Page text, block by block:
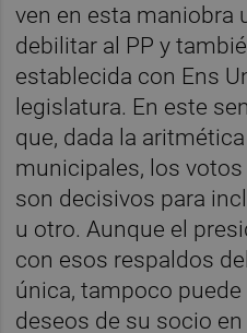
ven en esta maniobra
debilitar al PP y
establecida con Ens
legislatura. En este
que, dada la
municipales, los
son decisivos para
u otro. Aunque el
con esos respaldos
única, tampoco
deseos de su socio